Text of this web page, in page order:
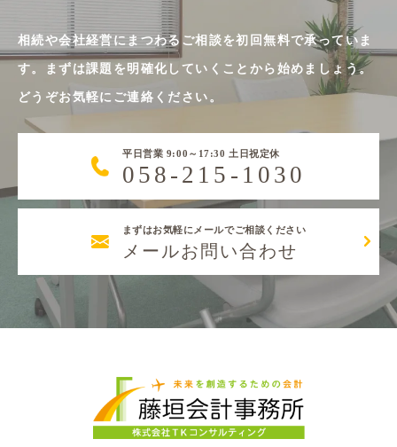
相続や会社経営にまつわるご相談を初回無料で承っていま
す。まずは課題を明確化していくことから始めましょう。
どうぞお気軽にご連絡ください。
平日営業 9:00～17:30 土日祝定休
058-215-1030
まずはお気軽にメールでご相談ください
メールお問い合わせ